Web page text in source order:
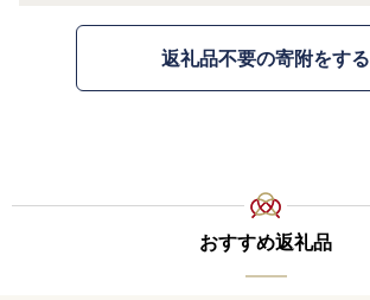
返礼品不要の寄附をする
おすすめ返礼品